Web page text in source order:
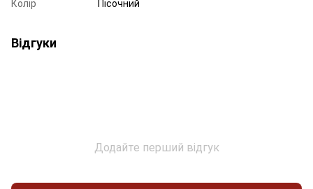
Відгуки
Додайте перший відгук